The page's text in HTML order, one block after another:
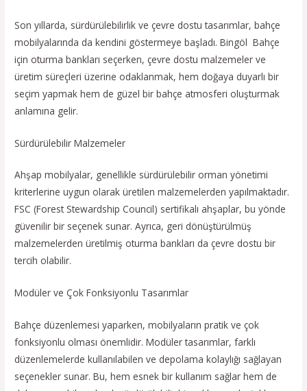
Son yıllarda, sürdürülebilirlik ve çevre dostu tasarımlar, bahçe
mobilyalarında da kendini göstermeye başladı. Bingöl Bahçe
için oturma bankları seçerken, çevre dostu malzemeler ve
üretim süreçleri üzerine odaklanmak, hem doğaya duyarlı bir
seçim yapmak hem de güzel bir bahçe atmosferi oluşturmak
anlamına gelir.
Sürdürülebilir Malzemeler
Ahşap mobilyalar, genellikle sürdürülebilir orman yönetimi
kriterlerine uygun olarak üretilen malzemelerden yapılmaktadır.
FSC (Forest Stewardship Council) sertifikalı ahşaplar, bu yönde
güvenilir bir seçenek sunar. Ayrıca, geri dönüştürülmüş
malzemelerden üretilmiş oturma bankları da çevre dostu bir
tercih olabilir.
Modüler ve Çok Fonksiyonlu Tasarımlar
Bahçe düzenlemesi yaparken, mobilyaların pratik ve çok
fonksiyonlu olması önemlidir. Modüler tasarımlar, farklı
düzenlemelerde kullanılabilen ve depolama kolaylığı sağlayan
seçenekler sunar. Bu, hem esnek bir kullanım sağlar hem de